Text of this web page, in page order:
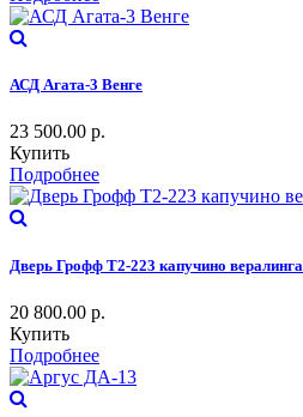
АСД Агата-3 Венге
23 500.00 р.
Купить
Подробнее
Дверь Грофф Т2-223 капучино вералинга
20 800.00 р.
Купить
Подробнее